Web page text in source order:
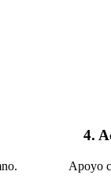
4.
Apoyo